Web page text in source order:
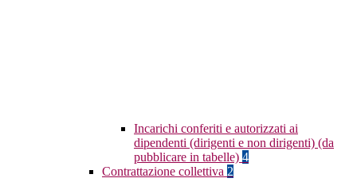
Incarichi conferiti e autorizzati ai
dipendenti (dirigenti e non dirigenti) (da
pubblicare in tabelle) 4
Contrattazione collettiva 2